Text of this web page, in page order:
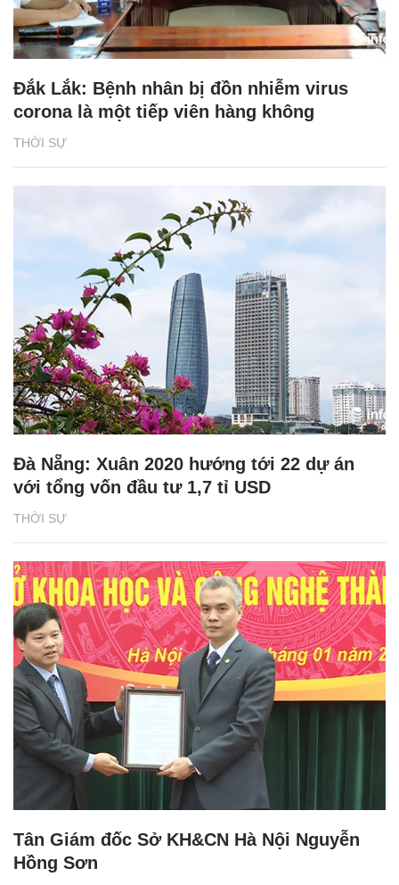
THỜI SỰ
Đắk Lắk: Bệnh nhân bị đồn nhiễm virus
corona là một tiếp viên hàng không
THỜI SỰ
Đà Nẵng: Xuân 2020 hướng tới 22 dự án
với tổng vốn đầu tư 1,7 tỉ USD
Tân Giám đốc Sở KH&CN Hà Nội Nguyễn
Hồng Sơn